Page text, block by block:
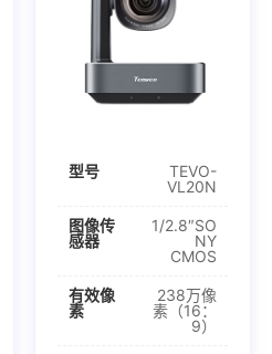
型号
TEVO-
VL20N
图像传
感器
1/2.8″SO
NY
CMOS
有效像
素
238万像
素（16：
9）